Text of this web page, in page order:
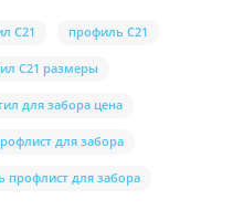
С21 профиль С21
С21 размеры
для забора цена
для забора
профлист для забора